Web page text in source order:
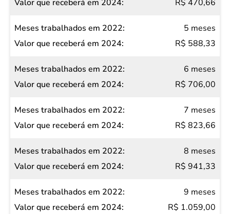
R$ 470,66
5 meses
R$ 588,33
6 meses
R$ 706,00
7 meses
R$ 823,66
8 meses
R$ 941,33
9 meses
R$ 1.059,00